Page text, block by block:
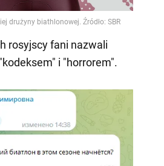
rosyjscy fani nazwali
i "horrorem".